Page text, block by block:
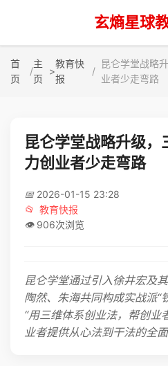
玄熵星球
首
页
主
页
>
教育快
报
昆仑学堂战略
业者少走弯路
昆仑学堂战略升级，
力创业者少走弯路
📅 2026-01-15 23:28
📂 教育快报
👁️ 906次浏览
昆仑学堂通过引入徐井宏及
陶然、朱海共同构成实战派“
“用三维体系创业法，帮创业
业者提供从心法到干法的全